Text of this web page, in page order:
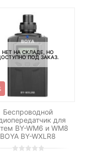
НЕТ НА СКЛАДЕ, НО
ПОД ЗАКАЗ.
Беспроводной
для
BY-WM6 и WM8
BOYA BY-WXLR8